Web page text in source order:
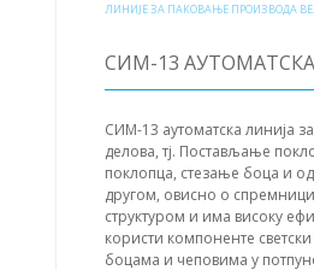
ЛИНИЈЕ ЗА ПАКОВАЊЕ ПРОИЗВОДА
СИМ-13
СИМ-13 аутоматска линија
делова, тј. Постављање
поклопца, стезање боца и
другом, овисно о
структуром и има високу
користи компоненте
боцама и чеповима у